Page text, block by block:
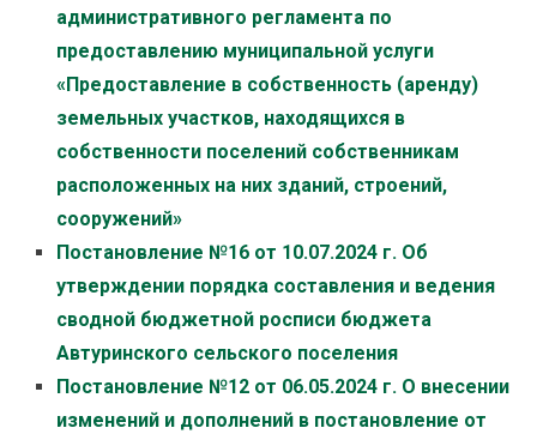
административного регламента по
предоставлению муниципальной услуги
«Предоставление в собственность (аренду)
земельных участков, находящихся в
собственности поселений собственникам
расположенных на них зданий, строений,
сооружений»
Постановление №16 от 10.07.2024 г. Об
утверждении порядка составления и ведения
сводной бюджетной росписи бюджета
Автуринского сельского поселения
Постановление №12 от 06.05.2024 г. О внесении
изменений и дополнений в постановление от